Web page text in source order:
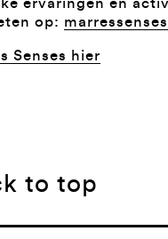
ervaringen en
op:
Senses hier
to top